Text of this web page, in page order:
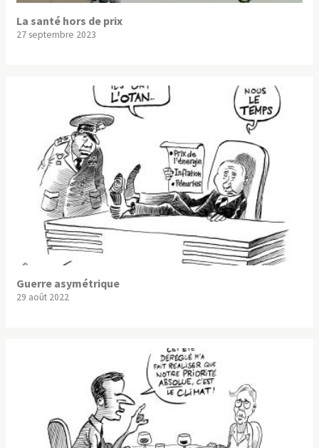
La santé hors de prix
27 septembre 2023
Guerre asymétrique
29 août 2022